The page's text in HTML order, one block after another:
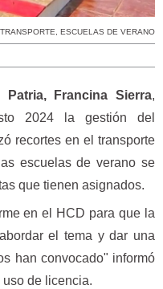
TRANSPORTE, ESCUELAS DE VERANO
Francina Sierra,
2024 la gestión del
recortes en el transporte
escuelas de verano se
que tienen asignados.
en el HCD para que la
el tema y dar una
han convocado" informó
uso de licencia.